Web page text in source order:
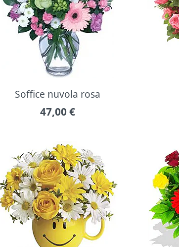
Soffice nuvola rosa
47,00 €